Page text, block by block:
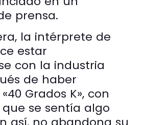
prensa.
la intérprete de
estar
con la industria
de haber
Grados K», con
que se sentía algo